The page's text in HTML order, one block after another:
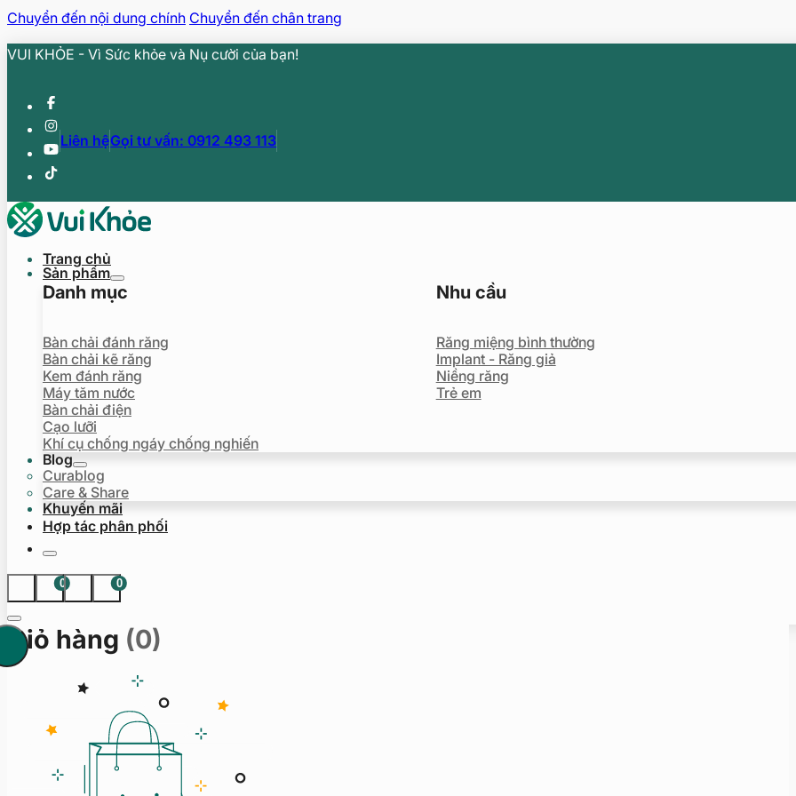
Chuyển đến nội dung chính Chuyển đến chân trang
VUI KHỎE - Vì Sức khỏe và Nụ cười của bạn!
Liên hệGọi tư vấn: 0912 493 113
Trang chủ
Sản phẩm
Danh mục
Bàn chải đánh răng
Bàn chải kẽ răng
Kem đánh răng
Máy tăm nước
Bàn chải điện
Cạo lưỡi
Khí cụ chống ngáy chống nghiến
Nhu cầu
Răng miệng bình thường
Implant - Răng giả
Niềng răng
Trẻ em
Blog
Curablog
Care & Share
Khuyến mãi
Hợp tác phân phối
0 0
Giỏ hàng (0)